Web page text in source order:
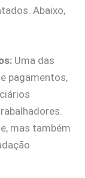
Abaixo,
Uma das
pagamentos,
mas também